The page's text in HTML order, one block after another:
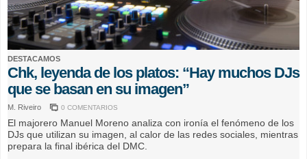
DESTACAMOS
Chk, leyenda de los platos: “Hay muchos DJs
que se basan en su imagen”
M. Riveiro 0 COMENTARIOS
El majorero Manuel Moreno analiza con ironía el fenómeno de los
DJs que utilizan su imagen, al calor de las redes sociales, mientras
prepara la final ibérica del DMC.